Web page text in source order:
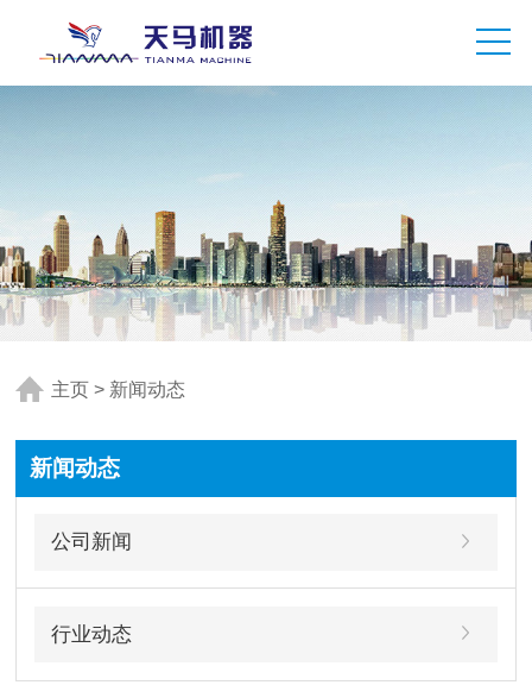
主页 > 新闻动态
新闻动态
公司新闻
行业动态